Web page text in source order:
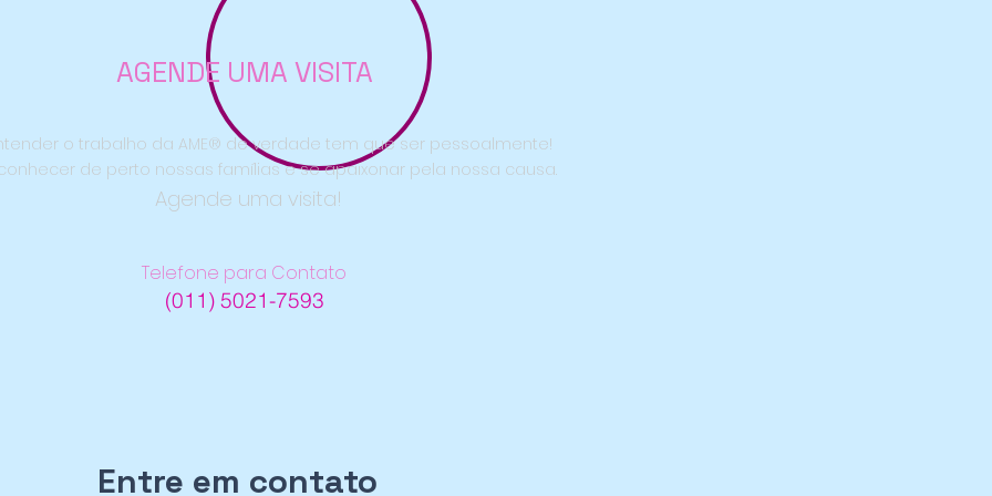
AGENDE UMA VISITA
o trabalho da AME® de verdade tem que ser pessoalmente!
de perto nossas famílias e se apaixonar pela nossa causa.
Agende uma visita!
Telefone para Contato
(011) 5021-7593
Entre em contato